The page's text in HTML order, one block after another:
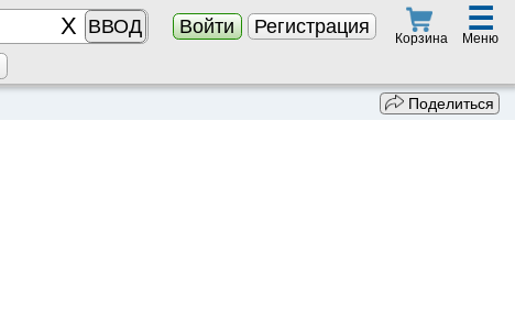
ВВОД Войти Регистрация
Корзина
☰
Меню
Поделиться